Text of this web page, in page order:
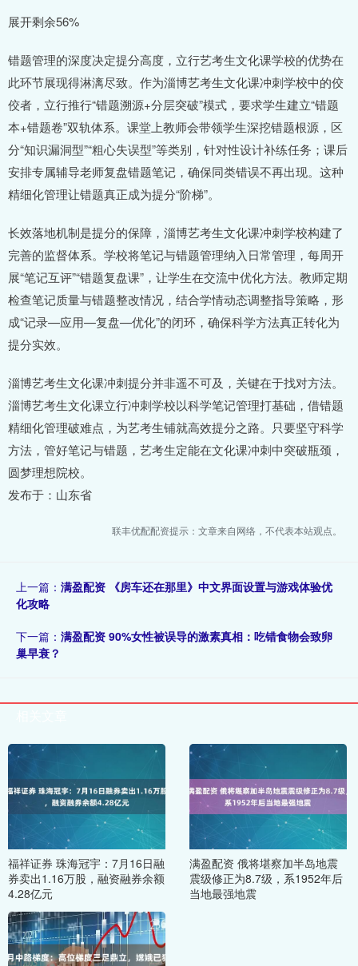
展开剩余56%
错题管理的深度决定提分高度，立行艺考生文化课学校的优势在
此环节展现得淋漓尽致。作为淄博艺考生文化课冲刺学校中的佼
佼者，立行推行“错题溯源+分层突破”模式，要求学生建立“错题
本+错题卷”双轨体系。课堂上教师会带领学生深挖错题根源，区
分“知识漏洞型”“粗心失误型”等类别，针对性设计补练任务；课后
安排专属辅导老师复盘错题笔记，确保同类错误不再出现。这种
精细化管理让错题真正成为提分“阶梯”。
长效落地机制是提分的保障，淄博艺考生文化课冲刺学校构建了
完善的监督体系。学校将笔记与错题管理纳入日常管理，每周开
展“笔记互评”“错题复盘课”，让学生在交流中优化方法。教师定期
检查笔记质量与错题整改情况，结合学情动态调整指导策略，形
成“记录—应用—复盘—优化”的闭环，确保科学方法真正转化为
提分实效。
淄博艺考生文化课冲刺提分并非遥不可及，关键在于找对方法。
淄博艺考生文化课立行冲刺学校以科学笔记管理打基础，借错题
精细化管理破难点，为艺考生铺就高效提分之路。只要坚守科学
方法，管好笔记与错题，艺考生定能在文化课冲刺中突破瓶颈，
圆梦理想院校。
发布于：山东省
联丰优配配资提示：文章来自网络，不代表本站观点。
上一篇： 满盈配资 《房车还在那里》中文界面设置与游戏体验优
化攻略
下一篇： 满盈配资 90%女性被误导的激素真相：吃错食物会致卵
巢早衰？
福祥证券 珠海冠宇：7月16日融
券卖出1.16万股，融资融券余额
4.28亿元
满盈配资 俄将堪察加半岛地震
震级修正为8.7级，系1952年后
当地最强地震